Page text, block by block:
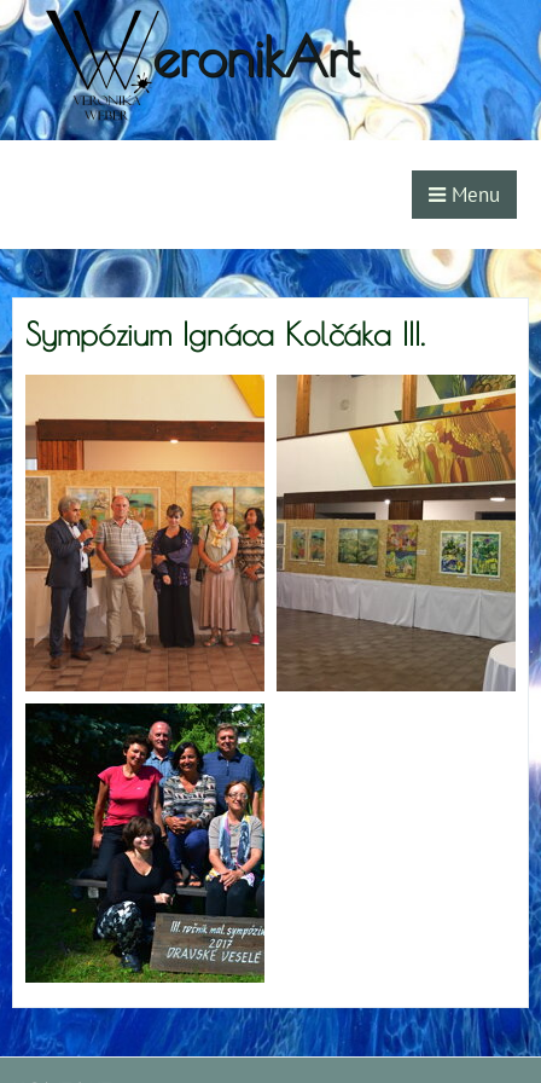
eronikArt
Menu
Sympózium Ignáca Kolčáka III.